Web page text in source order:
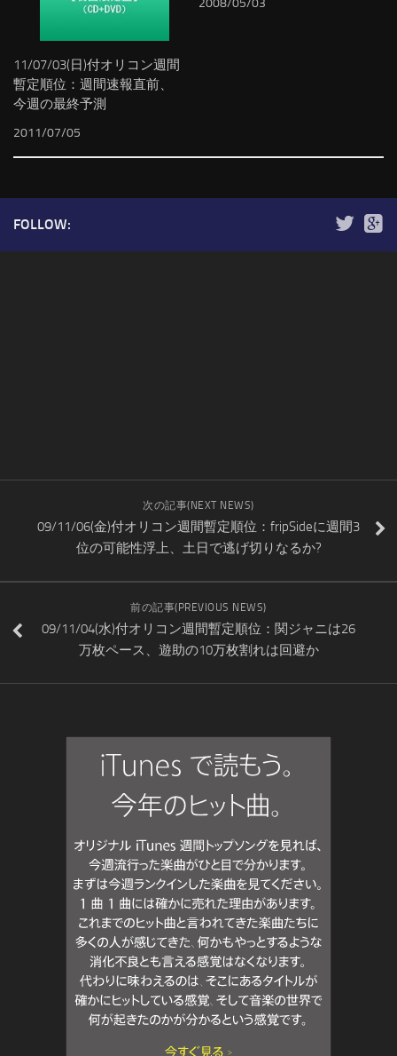
11/07/03(日)付オリコン週間
暫定順位：週間速報直前、
今週の最終予測
2011/07/05
2008/05/03
FOLLOW:
次の記事(NEXT NEWS)
09/11/06(金)付オリコン週間暫定順位：fripSideに週間3
位の可能性浮上、土日で逃げ切りなるか?
前の記事(PREVIOUS NEWS)
09/11/04(水)付オリコン週間暫定順位：関ジャニは26
万枚ペース、遊助の10万枚割れは回避か